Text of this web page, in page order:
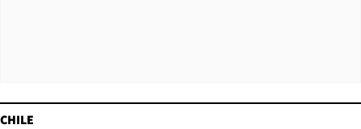
CHILE